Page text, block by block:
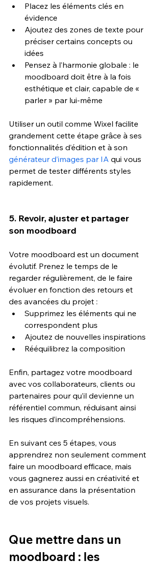
Placez les éléments clés en
évidence
Ajoutez des zones de texte pour
préciser certains concepts ou
idées
Pensez à l’harmonie globale : le
moodboard doit être à la fois
esthétique et clair, capable de «
parler » par lui-même
Utiliser un outil comme Wixel facilite
grandement cette étape grâce à ses
fonctionnalités d’édition et à son
générateur d’images par IA qui vous
permet de tester différents styles
rapidement.
5. Revoir, ajuster et partager
son moodboard
Votre moodboard est un document
évolutif. Prenez le temps de le
regarder régulièrement, de le faire
évoluer en fonction des retours et
des avancées du projet :
Supprimez les éléments qui ne
correspondent plus
Ajoutez de nouvelles inspirations
Rééquilibrez la composition
Enfin, partagez votre moodboard
avec vos collaborateurs, clients ou
partenaires pour qu’il devienne un
référentiel commun, réduisant ainsi
les risques d’incompréhensions.
En suivant ces 5 étapes, vous
apprendrez non seulement comment
faire un moodboard efficace, mais
vous gagnerez aussi en créativité et
en assurance dans la présentation
de vos projets visuels.
Que mettre dans un
moodboard : les